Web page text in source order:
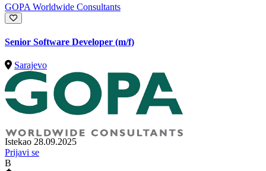
GOPA Worldwide Consultants
Senior Software Developer (m/f)
Sarajevo
Istekao 28.09.2025
Prijavi se
B